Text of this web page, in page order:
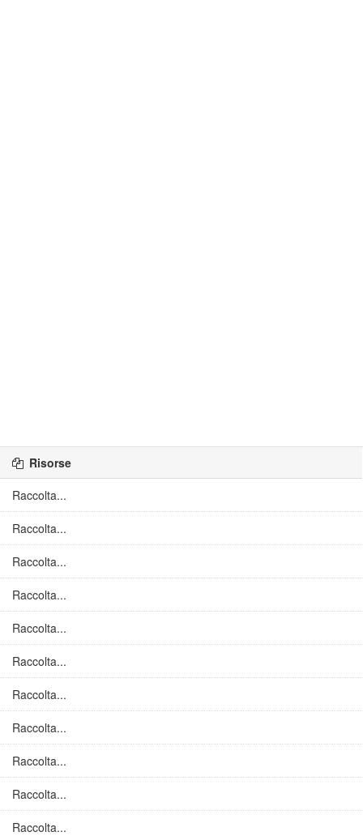
Risorse
Raccolta...
Raccolta...
Raccolta...
Raccolta...
Raccolta...
Raccolta...
Raccolta...
Raccolta...
Raccolta...
Raccolta...
Raccolta...